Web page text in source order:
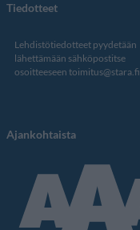
Tiedotteet
Lehdistötiedotteet pyydetään
lähettämään sähköpostitse
osoitteeseen toimitus@stara.fi
Ajankohtaista